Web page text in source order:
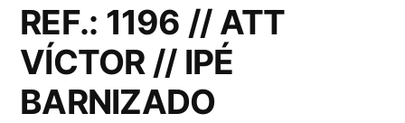
REF.: 1196 // ATT
VÍCTOR // IPÉ
BARNIZADO